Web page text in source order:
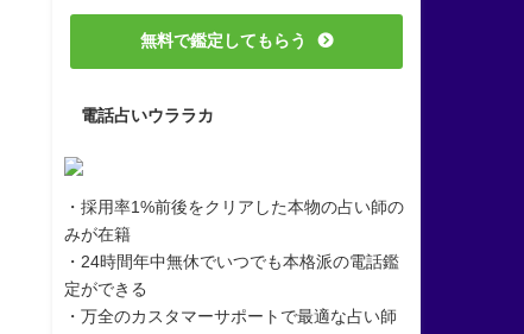
無料で鑑定してもらう
電話占いウララカ
・採用率1%前後をクリアした本物の占い師の
みが在籍
・24時間年中無休でいつでも本格派の電話鑑
定ができる
・万全のカスタマーサポートで最適な占い師